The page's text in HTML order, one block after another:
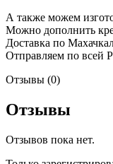
А также можем
Можно дополнить
Доставка по
Отправляем по всей
Отзывы (0)
Отзывы
Отзывов пока нет.